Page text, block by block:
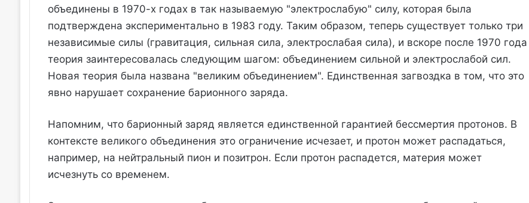
объединены в 1970-х годах в так называемую "электрослабую" силу, которая была
подтверждена экспериментально в 1983 году. Таким образом, теперь существует только три
независимые силы (гравитация, сильная сила, электрослабая сила), и вскоре после 1970 года
теория заинтересовалась следующим шагом: объединением сильной и электрослабой сил.
Новая теория была названа "великим объединением". Единственная загвоздка в том, что это
явно нарушает сохранение барионного заряда.
Напомним, что барионный заряд является единственной гарантией бессмертия протонов. В
контексте великого объединения это ограничение исчезает, и протон может распадаться,
например, на нейтральный пион и позитрон. Если протон распадется, материя может
исчезнуть со временем.